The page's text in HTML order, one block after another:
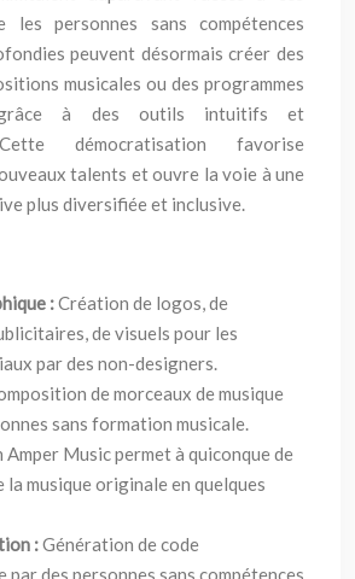
les personnes sans compétences
peuvent désormais créer des
musicales ou des programmes
grâce à des outils intuitifs et
démocratisation favorise
talents et ouvre la voie à une
plus diversifiée et inclusive.
:Création de logos, de
de visuels pour les
par des non-designers.
de morceaux de musique
sans formation musicale.
Amper Music permet à quiconque de
la musique originale en quelques
:Génération de code
par des personnes sans compétences